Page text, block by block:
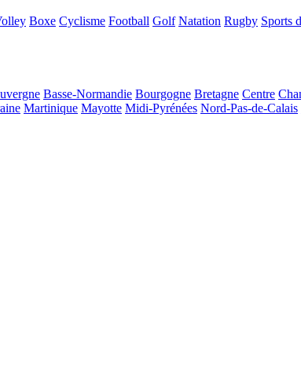
Boxe Cyclisme Football Golf Natation Rugby Sports
Basse-Normandie Bourgogne Bretagne Centre
Martinique Mayotte Midi-Pyrénées Nord-Pas-de-Calais